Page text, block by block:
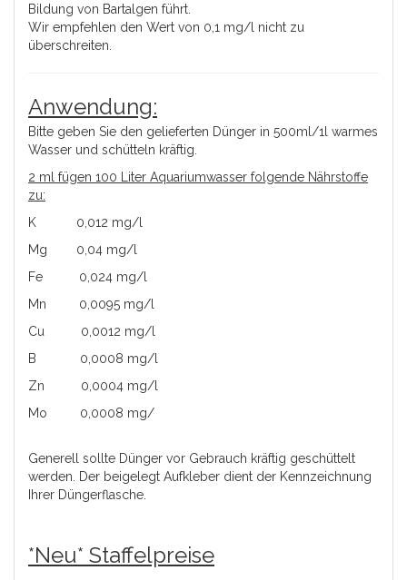
Bildung von Bartalgen führt.
Wir empfehlen den Wert von 0,1 mg/l nicht zu
überschreiten.
Anwendung:
Bitte geben Sie den gelieferten Dünger in 500ml/1l warmes
Wasser und schütteln kräftig.
2 ml fügen 100 Liter Aquariumwasser folgende Nährstoffe
zu:
K 0,012 mg/l
Mg 0,04 mg/l
Fe 0,024 mg/l
Mn 0,0095 mg/l
Cu 0,0012 mg/l
B 0,0008 mg/l
Zn 0,0004 mg/l
Mo 0,0008 mg/
Generell sollte Dünger vor Gebrauch kräftig geschüttelt
werden. Der beigelegt Aufkleber dient der Kennzeichnung
Ihrer Düngerflasche.
*Neu* Staffelpreise